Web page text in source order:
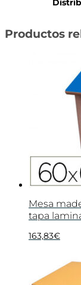
Productos
Mesa
tapa
163,83€